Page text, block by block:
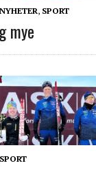
NYHETER, SPORT
mye
SPORT